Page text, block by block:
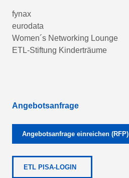
fynax
eurodata
Women´s Networking Lounge
ETL-Stiftung Kinderträume
Angebotsanfrage
Angebotsanfrage einreichen (RFP)
ETL PISA-LOGIN